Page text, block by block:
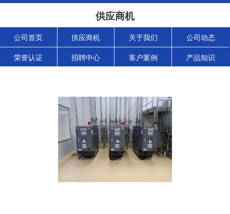
供应商机
公司首页 供应商机 关于我们 公司动态
荣誉认证 招聘中心 客户案例 产品知识